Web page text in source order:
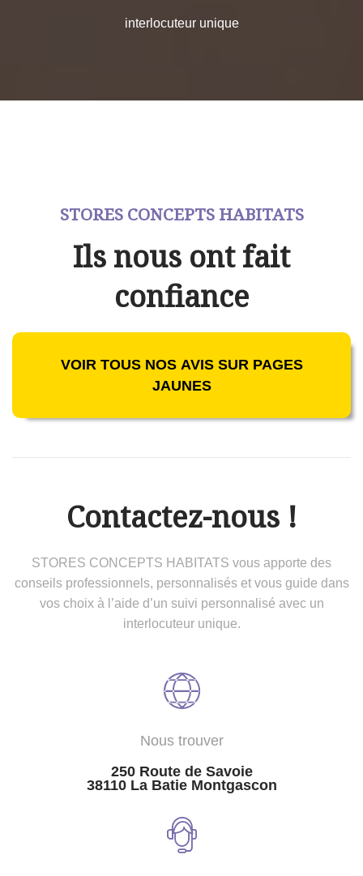
interlocuteur unique
STORES CONCEPTS HABITATS
Ils nous ont fait
confiance
VOIR TOUS NOS AVIS SUR PAGES
JAUNES
Contactez-nous !
STORES CONCEPTS HABITATS vous apporte des
conseils professionnels, personnalisés et vous guide dans
vos choix à l’aide d’un suivi personnalisé avec un
interlocuteur unique.
Nous trouver
250 Route de Savoie
38110 La Batie Montgascon